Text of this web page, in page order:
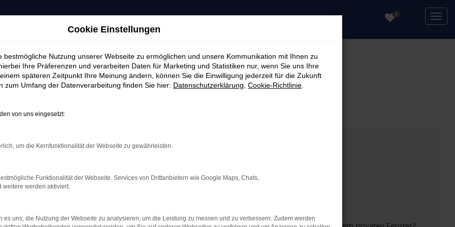
0
Cookie Einstellungen
bestmögliche Nutzung unserer Webseite zu ermöglichen und unsere Kommunikation mit Ihnen zu
Ihre Präferenzen und verarbeiten Daten für Marketing und Statistiken nur, wenn Sie uns Ihre
späteren Zeitpunkt Ihre Meinung ändern, können Sie die Einwilligung jederzeit für die Zukunft
zum Umfang der Datenverarbeitung finden Sie hier: Datenschutzerklärung Cookie-Richtlinie
von uns eingesetzt:
um die Kernfunktionalität der Webseite zu gewährleisten.
Funktionalität der Webseite. Services von Drittanbietern wie Google Maps, Chats,
weitere werden aktiviert.
es uns, die Nutzung der Webseite zu analysieren, um die Leistung zu messen und zu verbessern. Zudem werden